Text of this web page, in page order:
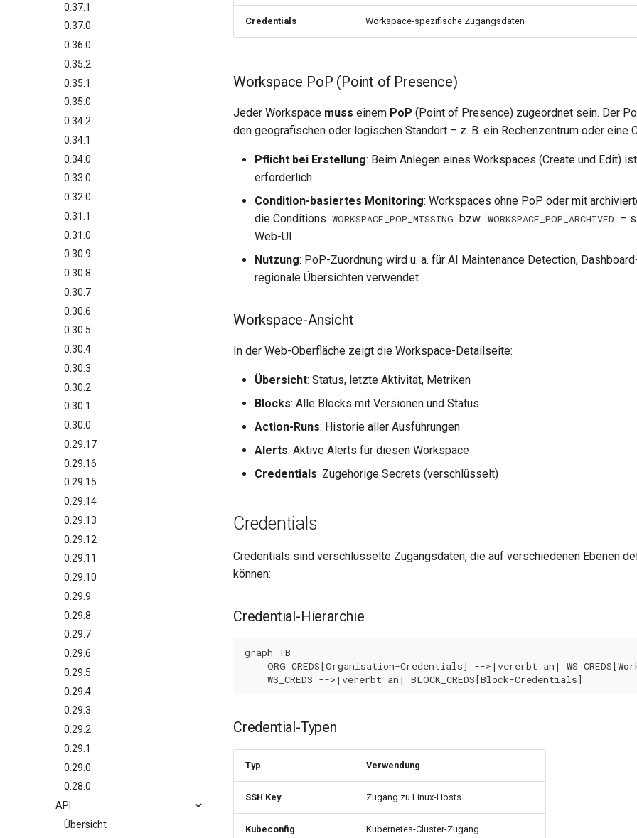
0.37.1
0.37.0
0.36.0
0.35.2
0.35.1
0.35.0
0.34.2
0.34.1
0.34.0
0.33.0
0.32.0
0.31.1
0.31.0
0.30.9
0.30.8
0.30.7
0.30.6
0.30.5
0.30.4
0.30.3
0.30.2
0.30.1
0.30.0
0.29.17
0.29.16
0.29.15
0.29.14
0.29.13
0.29.12
0.29.11
0.29.10
0.29.9
0.29.8
0.29.7
0.29.6
0.29.5
0.29.4
0.29.3
0.29.2
0.29.1
0.29.0
0.28.0
API
Übersicht
Credentials Workspace-spezifische Zugangsdaten
Workspace PoP (Point of Presence)
Jeder Workspace muss einem PoP (Point of Presence) zugeordnet sein. Der
den geografischen oder logischen Standort – z. B. ein Rechenzentrum oder eine
Pflicht bei Erstellung: Beim Anlegen eines Workspaces (Create und Edit)
erforderlich
Condition-basiertes Monitoring: Workspaces ohne PoP oder mit
die Conditions WORKSPACE_POP_MISSING bzw. WORKSPACE_POP_ARCHIVED –
Web-UI
Nutzung: PoP-Zuordnung wird u. a. für AI Maintenance Detection,
regionale Übersichten verwendet
Workspace-Ansicht
In der Web-Oberfläche zeigt die Workspace-Detailseite:
Übersicht: Status, letzte Aktivität, Metriken
Blocks: Alle Blocks mit Versionen und Status
Action-Runs: Historie aller Ausführungen
Alerts: Aktive Alerts für diesen Workspace
Credentials: Zugehörige Secrets (verschlüsselt)
Credentials
Credentials sind verschlüsselte Zugangsdaten, die auf verschiedenen Ebenen
können:
Credential-Hierarchie
graph TB
ORG_CREDS[Organisation-Credentials] -->|vererbt an|
    WS_CREDS -->|vererbt an| BLOCK_CREDS[Block-Credentials]
Credential-Typen
Typ Verwendung
SSH Key Zugang zu Linux-Hosts
Kubeconfig Kubernetes-Cluster-Zugang